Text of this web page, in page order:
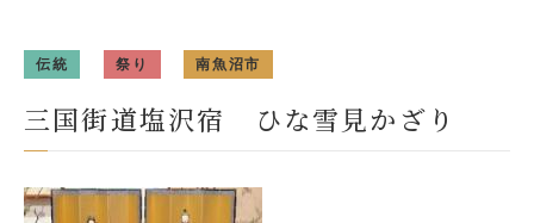
伝統 祭り 南魚沼市
三国街道塩沢宿 ひな雪見かざり